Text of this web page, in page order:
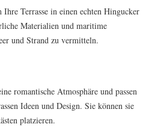
Terrasse in einen echten Hingucker
Materialien und maritime
und Strand zu vermitteln.
romantische Atmosphäre und passen
Ideen und Design. Sie können sie
platzieren.